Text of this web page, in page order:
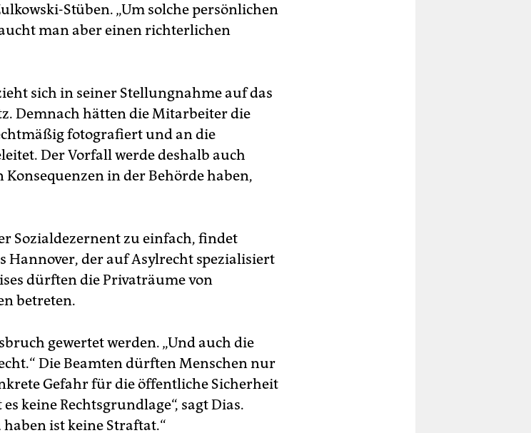
Stüben. „Um solche persönlichen
man aber einen richterlichen
sich in seiner Stellungnahme auf das
Demnach hätten die Mitarbeiter die
fotografiert und an die
Der Vorfall werde deshalb auch
in der Behörde haben,
Sozialdezernent zu einfach, findet
Hannover, der auf Asylrecht spezialisiert
dürften die Privaträume von
betreten.
gewertet werden. „Und auch die
Die Beamten dürften Menschen nur
Gefahr für die öffentliche Sicherheit
keine Rechtsgrundlage“, sagt Dias.
ist keine Straftat.“